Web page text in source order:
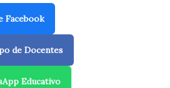
Facebook
de Docentes
Educativo